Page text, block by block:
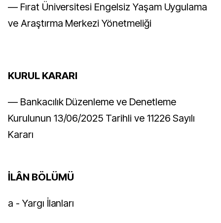
–– Fırat Üniversitesi Engelsiz Yaşam Uygulama
ve Araştırma Merkezi Yönetmeliği
KURUL KARARI
–– Bankacılık Düzenleme ve Denetleme
Kurulunun 13/06/2025 Tarihli ve 11226 Sayılı
Kararı
İLÂN BÖLÜMÜ
a - Yargı İlanları